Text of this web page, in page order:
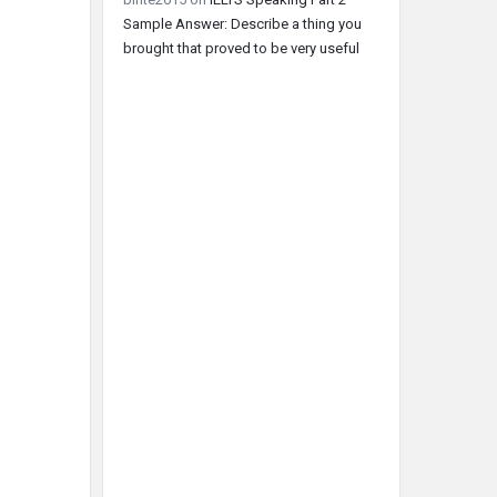
Sample Answer: Describe a thing you
brought that proved to be very useful